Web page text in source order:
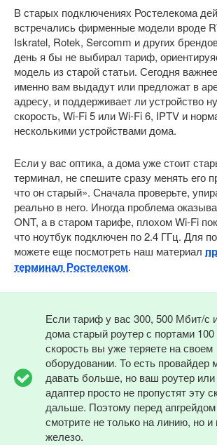
В старых подключениях Ростелекома
встречались фирменные модели вроде
Iskratel, Rotek, Sercomm и других
день я бы не выбирал тариф,
модель из старой статьи. Сегодня
именно вам выдадут или предложат в
адресу, и поддерживает ли устройство
скорость, Wi-Fi 5 или Wi-Fi 6, IPTV и
несколькими устройствами дома.
Если у вас оптика, а дома уже стоит
терминал, не спешите сразу менять его
что он старый». Сначала проверьте,
реально в него. Иногда проблема
ONT, а в старом тарифе, плохом Wi-Fi
что ноутбук подключен по 2.4 ГГц. Для
можете еще посмотреть наш материал
терминал Ростелеком.
Если тариф у вас 300, 500 Мбит/с
дома старый роутер с портами
скорость вы уже теряете на своем
оборудовании. То есть провайдер
давать больше, но ваш роутер или
адаптер просто не пропустят эту
дальше. Поэтому перед
смотрите не только на линию, но
железо.